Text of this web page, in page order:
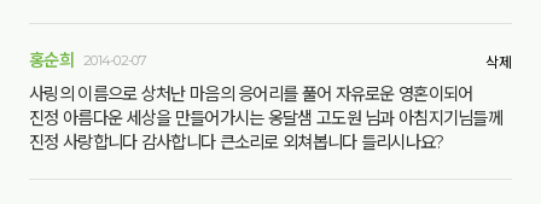
홍순희 2014-02-07 삭제
사링의 이름으로 상처난 마음의 응어리를 풀어 자유로운 영혼이되어
진정 아름다운 세상을 만들어가시는 옹달샘 고도원 님과 아침지기님들께
진정 사랑합니다 감사합니다 큰소리로 외쳐봅니다 들리시나요?